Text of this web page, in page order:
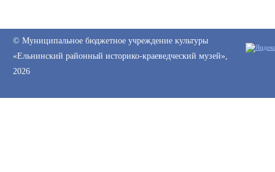
© Муниципальное бюджетное учреждение культуры
«Ельнинский районный историко-краеведческий музей»,
2026